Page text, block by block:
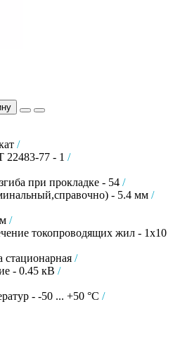
/
22483-77 - 1 /
при прокладке - 54 /
- 5.4 мм /
/
токопроводящих жил - 1х10
/
- 0.45 кВ /
- -50 ... +50 °C /